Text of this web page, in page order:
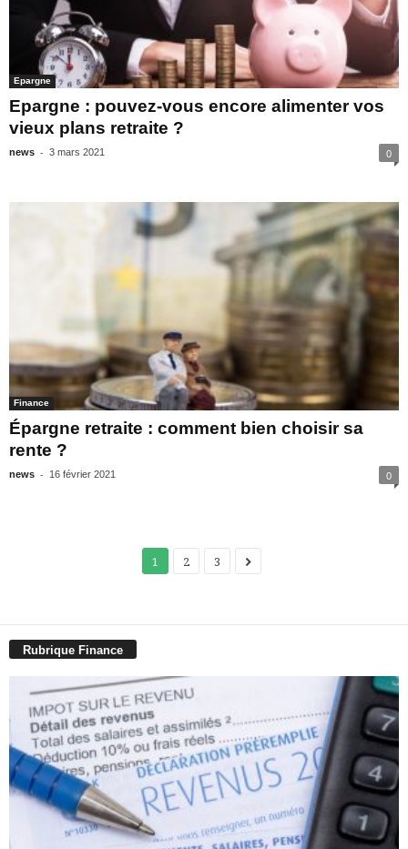
Epargne
Epargne : pouvez-vous encore alimenter vos
vieux plans retraite ?
news - 3 mars 2021 0
Finance
Épargne retraite : comment bien choisir sa
rente ?
news - 16 février 2021 0
1 2 3
Rubrique Finance